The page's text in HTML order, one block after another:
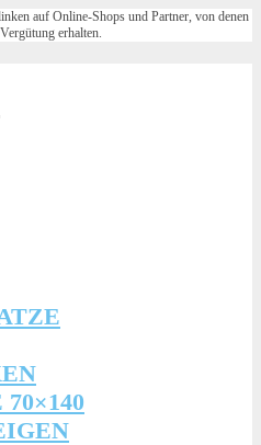
auf Online-Shops und Partner, von denen
erhalten.